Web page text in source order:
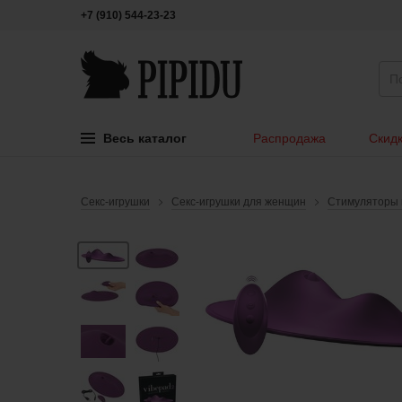
+7 (910) 544-23-23
Весь каталог Распродажа
Секс-игрушки Секс-игрушки для женщин Стимуляторы